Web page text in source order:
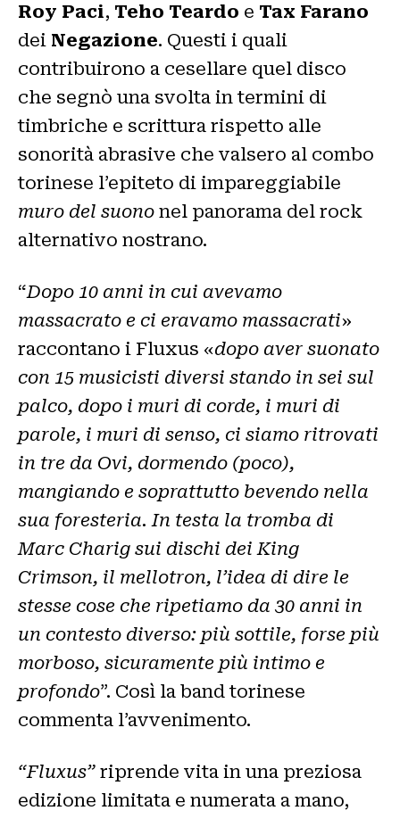
Roy Paci, Teho Teardo e Tax Farano
dei Negazione. Questi i quali
contribuirono a cesellare quel disco
che segnò una svolta in termini di
timbriche e scrittura rispetto alle
sonorità abrasive che valsero al combo
torinese l’epiteto di impareggiabile
muro del suono nel panorama del rock
alternativo nostrano.
“Dopo 10 anni in cui avevamo
massacrato e ci eravamo massacrati»
raccontano i Fluxus «dopo aver suonato
con 15 musicisti diversi stando in sei sul
palco, dopo i muri di corde, i muri di
parole, i muri di senso, ci siamo ritrovati
in tre da Ovi, dormendo (poco),
mangiando e soprattutto bevendo nella
sua foresteria. In testa la tromba di
Marc Charig sui dischi dei King
Crimson, il mellotron, l’idea di dire le
stesse cose che ripetiamo da 30 anni in
un contesto diverso: più sottile, forse più
morboso, sicuramente più intimo e
profondo”. Così la band torinese
commenta l’avvenimento.
“Fluxus” riprende vita in una preziosa
edizione limitata e numerata a mano,